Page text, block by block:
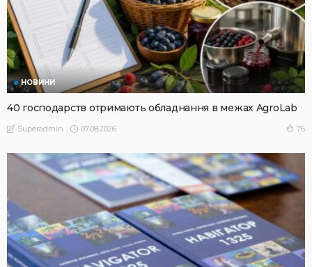
НОВИНИ
40 господарств отримають обладнання в межах AgroLab
Superadmin 07.08.2026 76